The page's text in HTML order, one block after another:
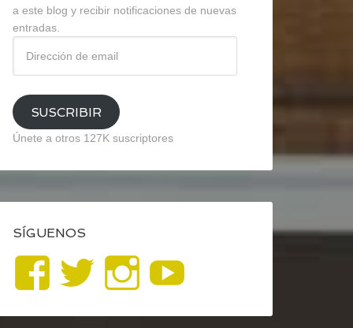
a este blog y recibir notificaciones de nuevas
entradas.
email
SUSCRIBIR
Únete a otros 127K suscriptores
SÍGUENOS
Ver
perfil
Ver
perfil
Ver
perfil